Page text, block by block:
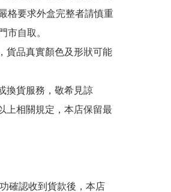
格要求外盒完整者請慎重
市自取。
貨品真實顏色及形狀可能
換貨服務，敬希見諒
上相關規定，本店保留最
確認收到貨款後，本店